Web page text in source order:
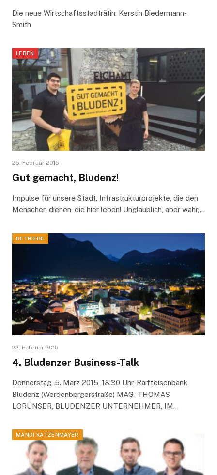
Die neue Wirtschaftsstadträtin: Kerstin Biedermann-
Smith
LEBEN
25. Februar 2015
Gut gemacht, Bludenz!
Impulse für unsere Stadt, Infrastrukturprojekte, die den
Menschen dienen, die hier leben! Unglaublich, aber wahr,…
BETRIEBE
22. Februar 2015
4. Bludenzer Business-Talk
Donnerstag, 5. März 2015, 18:30 Uhr, Raiffeisenbank
Bludenz (Werdenbergerstraße) MAG. THOMAS
LORÜNSER, BLUDENZER UNTERNEHMER, IM…
MANDI KATZENMAYER